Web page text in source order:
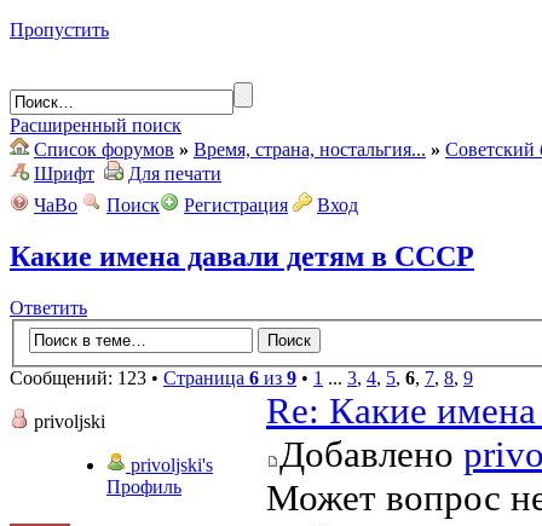
Пропустить
Расширенный поиск
Список форумов » Время, страна, ностальгия... » Советский
Шрифт
Для печати
ЧаВо
Поиск Регистрация Вход
Какие имена давали детям в СССР
Ответить
Сообщений: 123 • Страница 6 из 9 • 1 ... 3, 4, 5, 6, 7, 8, 9
privoljski
privoljski's
Профиль
Re: Какие
Добавлено
Может вопрос